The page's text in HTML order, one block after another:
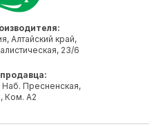
Алтайский край,
23/6
Наб. Пресненская,
Ком. А2